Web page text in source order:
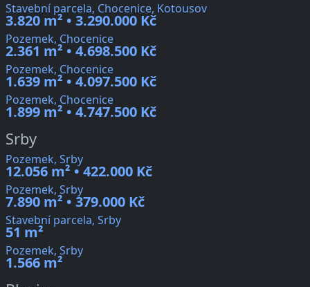
Stavební parcela, Chocenice, Kotousov
3.820 m² • 3.290.000 Kč
Pozemek, Chocenice
2.361 m² • 4.698.500 Kč
Pozemek, Chocenice
1.639 m² • 4.097.500 Kč
Pozemek, Chocenice
1.899 m² • 4.747.500 Kč
Srby
Pozemek, Srby
12.056 m² • 422.000 Kč
Pozemek, Srby
7.890 m² • 379.000 Kč
Stavební parcela, Srby
51 m²
Pozemek, Srby
1.566 m²